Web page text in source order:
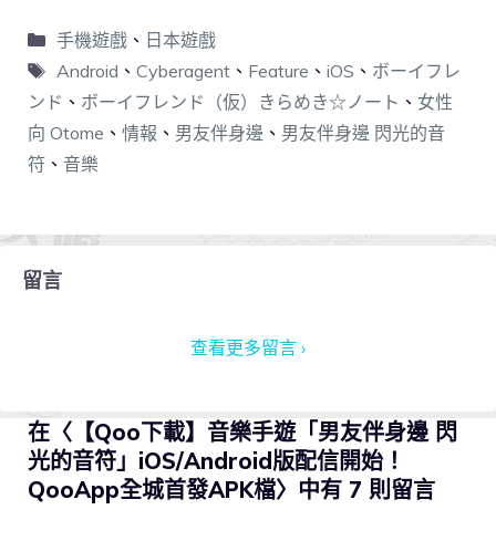
手機遊戲、 日本遊戲
Android 、 Cyberagent、 Feature 、 iOS 、 ボーイフレ
ンド 、 ボーイフレンド（仮）きらめき☆ノート 、 女性
向 Otome 、 情報 、 男友伴身邊 、 男友伴身邊 閃光的音
符 、 音樂
留言
查看更多留言 ›
在〈【Qoo下載】音樂手遊「男友伴身邊 閃
光的音符」iOS/Android版配信開始！
QooApp全城首發APK檔〉中有 7 則留言